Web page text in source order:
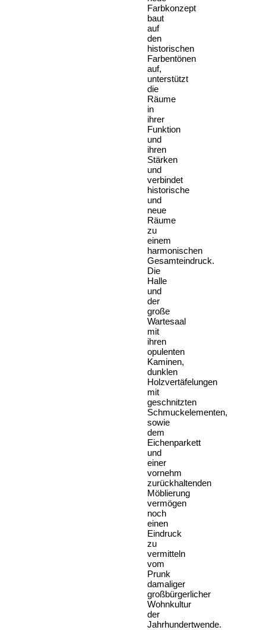
Farbkonzept
baut
auf
den
historischen
Farbentönen
auf,
unterstützt
die
Räume
in
ihrer
Funktion
und
ihren
Stärken
und
verbindet
historische
und
neue
Räume
zu
einem
harmonischen
Gesamteindruck.
Die
Halle
und
der
große
Wartesaal
mit
ihren
opulenten
Kaminen,
dunklen
Holzvertäfelungen
mit
geschnitzten
Schmuckelementen,
sowie
dem
Eichenparkett
und
einer
vornehm
zurückhaltenden
Möblierung
vermögen
noch
einen
Eindruck
zu
vermitteln
vom
Prunk
damaliger
großbürgerlicher
Wohnkultur
der
Jahrhundertwende.